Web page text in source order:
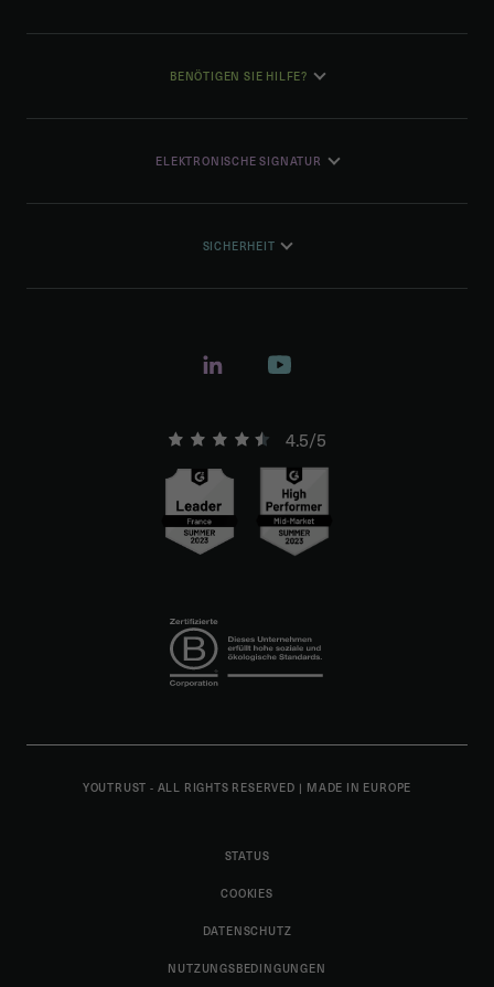
BENÖTIGEN SIE HILFE?
ELEKTRONISCHE SIGNATUR
SICHERHEIT
4.5/5
YOUTRUST - ALL RIGHTS RESERVED | MADE IN EUROPE
STATUS
COOKIES
DATENSCHUTZ
NUTZUNGSBEDINGUNGEN